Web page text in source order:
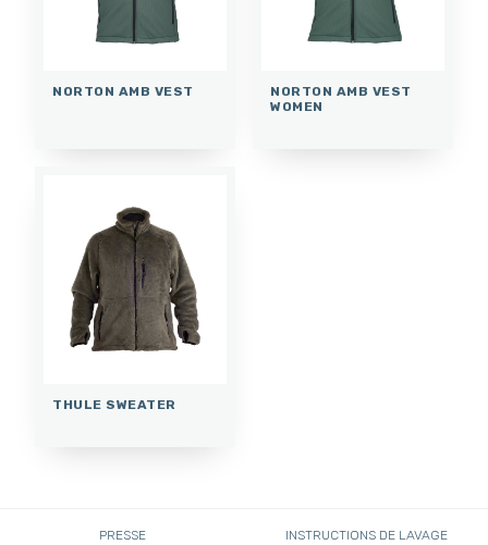
NORTON AMB VEST
NORTON AMB VEST
WOMEN
THULE SWEATER
PRESSE INSTRUCTIONS DE LAVAGE